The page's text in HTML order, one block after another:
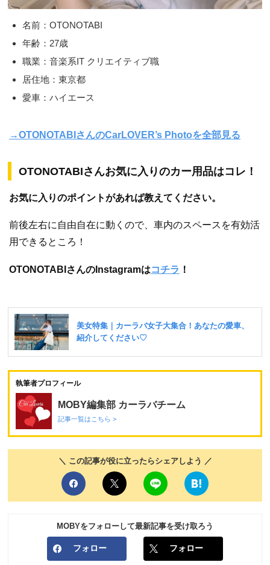
名前：OTONOTABI
年齢：27歳
職業：音楽系IT クリエイティブ職
居住地：東京都
愛車：ハイエース
→OTONOTABIさんのCarLOVER’s Photoを全部見る
OTONOTABIさんお気に入りのカー用品はコレ！
お気に入りのポイントがあれば教えてください。
前後左右に自由自在に動くので、車内のスペースを有効活
用できるところ！
OTONOTABIさんのInstagramはコチラ ！
執筆者プロフィール
MOBY編集部 カーラバチーム
記事一覧はこちら >
＼ この記事が役に立ったらシェアしよう ／
MOBYをフォローして最新記事を受け取ろう
フォロー フォロー